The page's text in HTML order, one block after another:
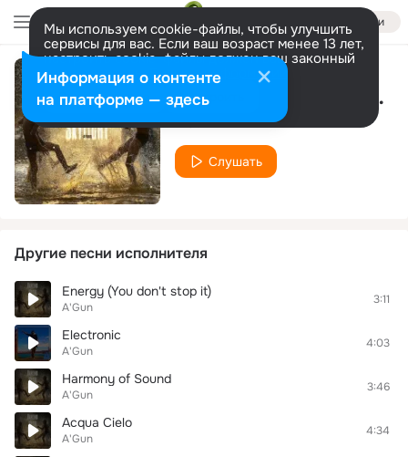
Войти
Мы используем cookie-файлы, чтобы улучшить
сервисы для вас. Если ваш возраст менее 13 лет,
настроить cookie-файлы должен ваш законный
представитель. Больше информации
Разрешить все Настроить Rain (Brainburg Voc.Rain)
A'Gun
Слушать
Другие песни исполнителя
Energy (You don't stop it)
A'Gun
3:11
Electronic
A'Gun
4:03
Harmony of Sound
A'Gun
3:46
Acqua Cielo
A'Gun
4:34
Информация о контенте
на платформе — здесь